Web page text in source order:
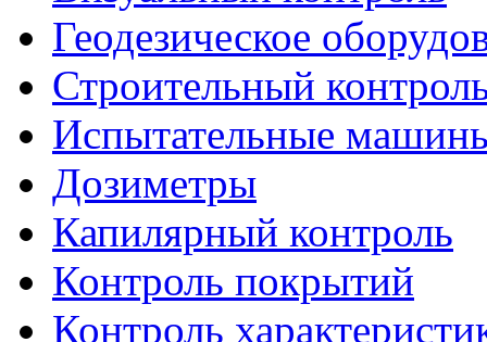
Геодезическое
Строительный
Испытательные
Дозиметры
Капилярный контроль
Контроль покрытий
Контроль